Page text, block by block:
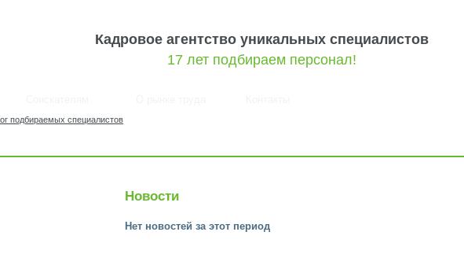
Кадровое агентство уникальных специалистов
17 лет подбираем персонал!
подбираемых специалистов
Новости
Нет новостей за этот период